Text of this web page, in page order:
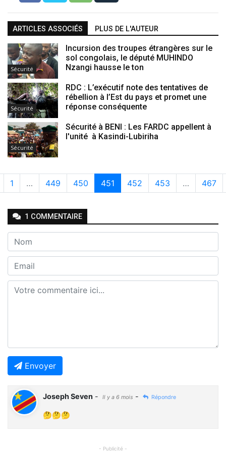
ARTICLES ASSOCIÉS PLUS DE L'AUTEUR
Sécurité
Incursion des troupes étrangères sur le
sol congolais, le député MUHINDO
Nzangi hausse le ton
Sécurité
RDC : L’exécutif note des tentatives de
rébellion à l’Est du pays et promet une
réponse conséquente
Sécurité
Sécurité à BENI : Les FARDC appellent à
l'unité à Kasindi-Lubiriha
1 … 449 450 451 452 453 … 467
1 COMMENTAIRE
Envoyer
Joseph Seven - Il y a 6 mois - Répondre
🤔🤔🤔
- Publicité -